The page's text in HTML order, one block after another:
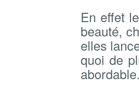
En effet
beauté,
elles
quoi de